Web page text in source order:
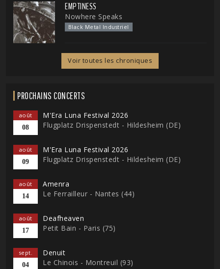
EMPTINESS
Nowhere Speaks
Black Metal Industriel
Voir toutes les chroniques
PROCHAINS CONCERTS
août
08
M'Era Luna Festival 2026
Flugplatz Drispenstedt - Hildesheim (DE)
août
09
M'Era Luna Festival 2026
Flugplatz Drispenstedt - Hildesheim (DE)
août
14
Amenra
Le Ferrailleur - Nantes (44)
août
17
Deafheaven
Petit Bain - Paris (75)
sept.
04
Denuit
Le Chinois - Montreuil (93)